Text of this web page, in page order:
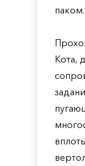
паком.
Кота,